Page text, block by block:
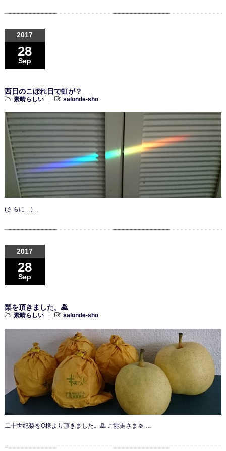
2017
28
Sep
西日のこぼれ日で虹が？
素晴らしい salonde-sho
(さらに…)…
2017
28
Sep
梨を頂きました。🙇
素晴らしい salonde-sho
二十世紀梨をO様より頂きました。🙇 ご馳走さま☺ …